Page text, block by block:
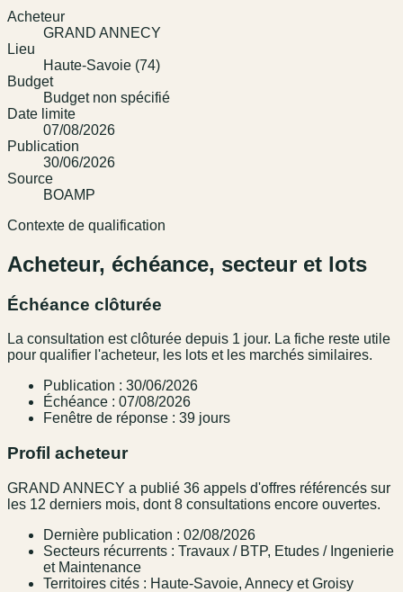
Acheteur
GRAND ANNECY
Lieu
Haute-Savoie (74)
Budget
Budget non spécifié
Date limite
07/08/2026
Publication
30/06/2026
Source
BOAMP
Contexte de qualification
Acheteur, échéance, secteur et lots
Échéance clôturée
La consultation est clôturée depuis 1 jour. La fiche reste utile
pour qualifier l'acheteur, les lots et les marchés similaires.
Publication : 30/06/2026
Échéance : 07/08/2026
Fenêtre de réponse : 39 jours
Profil acheteur
GRAND ANNECY a publié 36 appels d'offres référencés sur
les 12 derniers mois, dont 8 consultations encore ouvertes.
Dernière publication : 02/08/2026
Secteurs récurrents : Travaux / BTP, Etudes / Ingenierie
et Maintenance
Territoires cités : Haute-Savoie, Annecy et Groisy